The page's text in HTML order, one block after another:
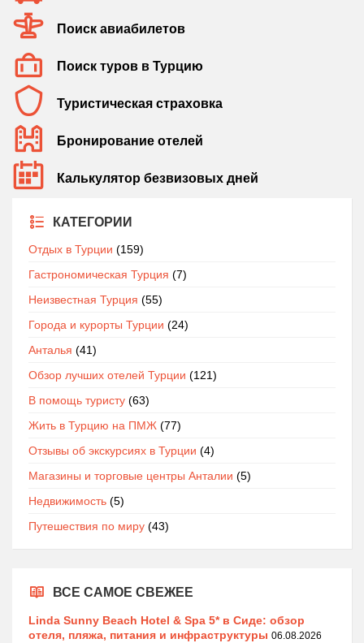
Поиск авиабилетов
Поиск туров в Турцию
Туристическая страховка
Бронирование отелей
Калькулятор безвизовых дней
КАТЕГОРИИ
Отдых в Турции (159)
Гастрономическая Турция (7)
Неизвестная Турция (55)
Города и курорты Турции (24)
Анталья (41)
Обзор лучших отелей Турции (121)
В помощь туристу (63)
Жить в Турцию на ПМЖ (77)
Отзывы об экскурсиях в Турции (4)
Магазины и торговые центры Анталии (5)
Недвижимость (5)
Путешествия по миру (43)
ВСЕ САМОЕ СВЕЖЕЕ
Linda Sunny Beach Hotel & Spa 5* в Сиде: обзор
отеля, пляжа, питания и инфраструктуры 06.08.2026